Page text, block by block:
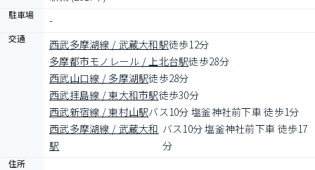
駐車場 -
交通 西武多摩湖線 / 武蔵大和駅徒歩12分
多摩都市モノレール / 上北台駅徒歩28分
西武山口線 / 多摩湖駅徒歩28分
西武拝島線 / 東大和市駅徒歩30分
西武新宿線 / 東村山駅バス10分 塩釜神社前下車 徒歩1分
西武多摩湖線 / 武蔵大和
駅
バス10分 塩釜神社前下車 徒歩17
分
住所